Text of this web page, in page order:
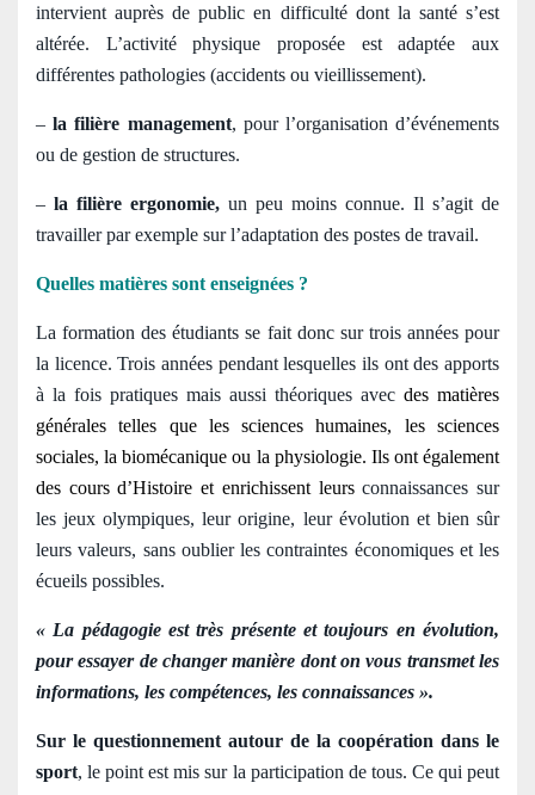
intervient auprès de public en difficulté dont la santé s’est
altérée. L’activité physique proposée est adaptée aux
différentes pathologies (accidents ou vieillissement).
–la filière management, pour l’organisation d’événements
ou de gestion de structures.
– la filière ergonomie, un peu moins connue. Il s’agit de
travailler par exemple sur l’adaptation des postes de travail.
Quelles matières sont enseignées ?
La formation des étudiants se fait donc sur trois années pour
la licence. Trois années pendant lesquelles ils ont des apports
à la fois pratiques mais aussi théoriques avec des matières
générales telles que les sciences humaines, les sciences
sociales, la biomécanique ou la physiologie. Ils ont également
des coursd’Histoire et enrichissent leursconnaissances sur
les jeux olympiques, leur origine, leur évolution et bien sûr
leurs valeurs, sans oublier les contraintes économiques et les
écueils possibles.
« La pédagogie est très présente et toujours en évolution,
pour essayer de changer manière dont on vous transmet les
informations, les compétences, les connaissances ».
Sur le questionnement autour de la coopération dans le
sport, le point est mis sur la participation de tous. Ce qui peut